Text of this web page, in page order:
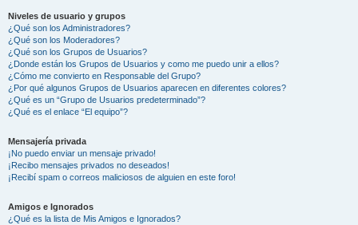
Niveles de usuario y grupos
¿Qué son los Administradores?
¿Qué son los Moderadores?
¿Qué son los Grupos de Usuarios?
¿Donde están los Grupos de Usuarios y como me puedo unir a ellos?
¿Cómo me convierto en Responsable del Grupo?
¿Por qué algunos Grupos de Usuarios aparecen en diferentes colores?
¿Qué es un “Grupo de Usuarios predeterminado”?
¿Qué es el enlace “El equipo”?
Mensajería privada
¡No puedo enviar un mensaje privado!
¡Recibo mensajes privados no deseados!
¡Recibí spam o correos maliciosos de alguien en este foro!
Amigos e Ignorados
¿Qué es la lista de Mis Amigos e Ignorados?